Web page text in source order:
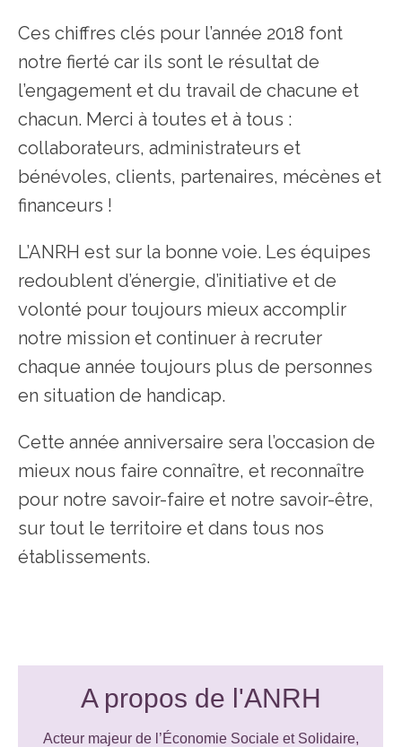
Ces chiffres clés pour l’année 2018 font
notre fierté car ils sont le résultat de
l’engagement et du travail de chacune et
chacun. Merci à toutes et à tous :
collaborateurs, administrateurs et
bénévoles, clients, partenaires, mécènes et
financeurs !
L’ANRH est sur la bonne voie. Les équipes
redoublent d’énergie, d’initiative et de
volonté pour toujours mieux accomplir
notre mission et continuer à recruter
chaque année toujours plus de personnes
en situation de handicap.
Cette année anniversaire sera l’occasion de
mieux nous faire connaître, et reconnaître
pour notre savoir-faire et notre savoir-être,
sur tout le territoire et dans tous nos
établissements.
A propos de l'ANRH
Acteur majeur de l’Économie Sociale et Solidaire,